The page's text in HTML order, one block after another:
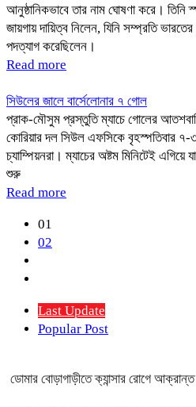
আনুষ্ঠানিকভাবে তার নাম ঘোষণা করে। তিনি
জায়গায় দায়িত্ব নিলেন, যিনি সম্প্রতি ভারতের
পদত্যাগ করেছিলেন।
Read more
সিউলের জালে বার্সেলোনার ৭ গোল
প্রাক-মৌসুম প্রস্তুতি ম্যাচে গোলের
কোরিয়ার দল সিউল এফসিকে বৃহস্পতিবার ৭-৩
চ্যাম্পিয়নরা। ম্যাচের অষ্টম মিনিটেই
শুরু
Read more
01
02
Last Update
Popular Post
ডোমার বোড়াগাড়ীতে ক্যান্সার রোগে